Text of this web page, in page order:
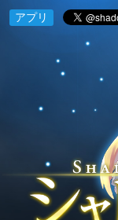
アプリ